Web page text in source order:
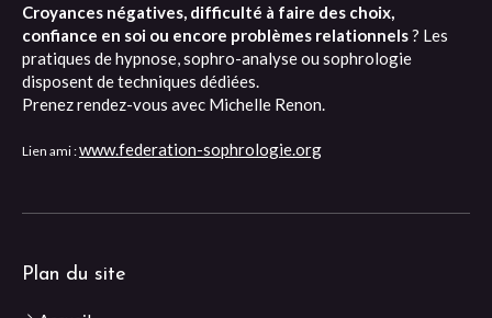
Croyances négatives, difficulté à faire des choix,
confiance en soi ou encore problèmes relationnels? Les
pratiques de hypnose, sophro-analyse ou sophrologie
disposent de techniques dédiées.
Prenez rendez-vous avec Michelle Renon.
Lien ami :www.federation-sophrologie.org
Plan du site